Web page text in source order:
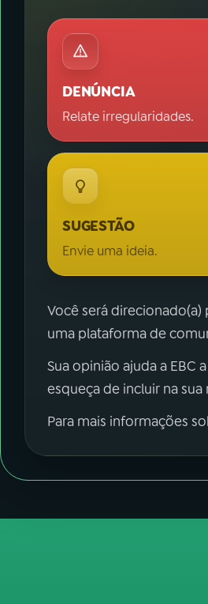
DENÚNCIA
Relate irregularidades.
SUGESTÃO
Envie uma ideia.
Você será direcionado(a)
uma plataforma de
Sua opinião ajuda a EBC
esqueça de incluir na
Para mais informações